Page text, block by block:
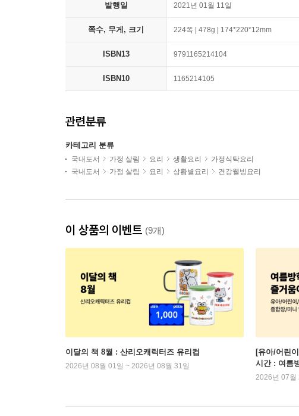
발행일 2021년 01월 11일
쪽수, 무게, 크기 224쪽 | 478g | 174*220*12mm
ISBN13 9791165214104
ISBN10 1165214105
관련분류
카테고리 분류
국내도서 가정 살림 요리 생활요리
가정식탁요리
국내도서
가정 살림 요리 상황별요리 건강웰빙요리
이 상품의 이벤트 (9개)
이달의 책 8월 : 산리오캐릭터즈 유리컵
2026년 08월 01일 ~ 2026년 08월 31일
[유아/어린
시간 : 여름
2026년 07월